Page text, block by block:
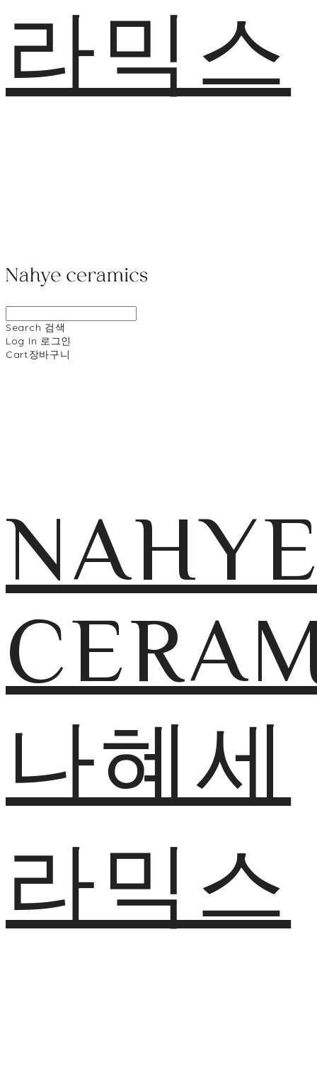
라믹스
Search 검색
Log In 로그인
Cart장바구니
나혜세
라믹스